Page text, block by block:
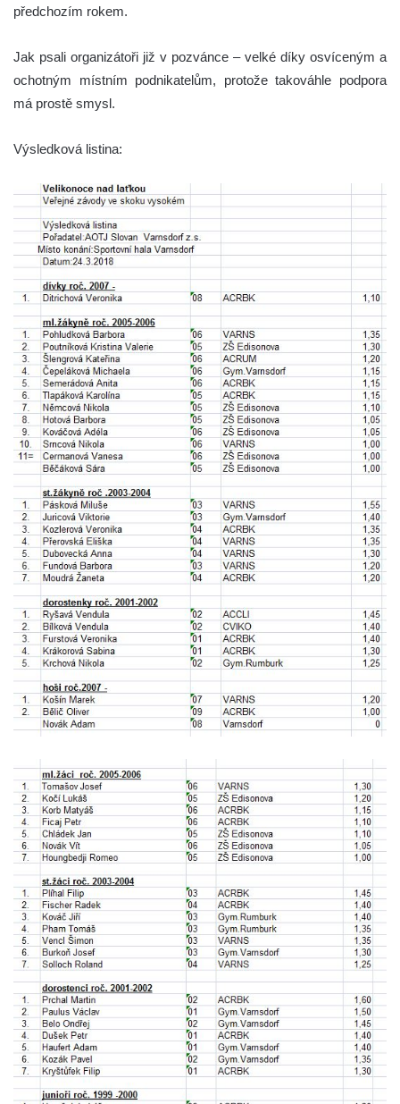
předchozím rokem.
Jak psali organizátoři již v pozvánce – velké díky osvíceným a
ochotným místním podnikatelům, protože takováhle podpora
má prostě smysl.
Výsledková listina: